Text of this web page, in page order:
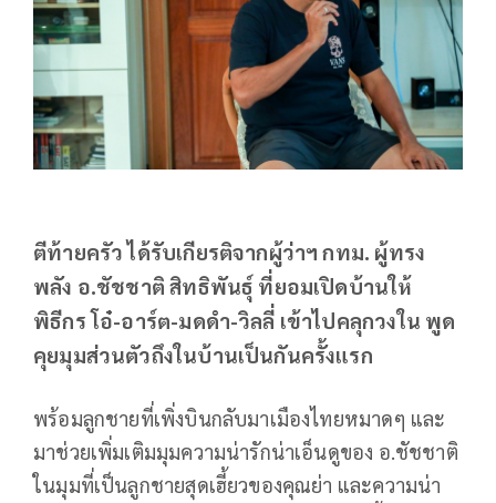
ตีท้ายครัว ได้รับเกียรติจากผู้ว่าฯ กทม. ผู้ทรง
พลัง อ.ชัชชาติ สิทธิพันธุ์ ที่ยอมเปิดบ้านให้
พิธีกร โอ๋-อาร์ต-มดดำ-วิลลี่ เข้าไปคลุกวงใน พูด
คุยมุมส่วนตัวถึงในบ้านเป็นกันครั้งแรก
พร้อมลูกชายที่เพิ่งบินกลับมาเมืองไทยหมาดๆ และ
มาช่วยเพิ่มเติมมุมความน่ารักน่าเอ็นดูของ อ.ชัชชาติ
ในมุมที่เป็นลูกชายสุดเฮี้ยวของคุณย่า และความน่า